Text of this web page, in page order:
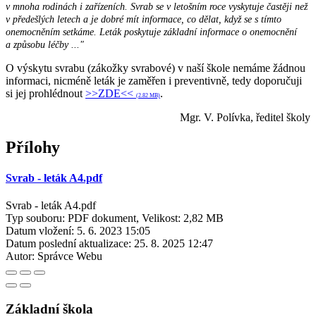
v mnoha rodinách i zařízeních. Svrab se v letošním roce vyskytuje častěji než
v předešlých letech a je dobré mít informace, co dělat, když se s tímto
onemocněním setkáme. Leták poskytuje základní informace o onemocnění
a způsobu léčby ..."
O výskytu svrabu (zákožky svrabové) v naší škole nemáme žádnou
informaci, nicméně leták je zaměřen i preventivně, tedy doporučuji
si jej prohlédnout >>ZDE<< (2.82 MB).
Mgr. V. Polívka, ředitel školy
Přílohy
Svrab - leták A4.pdf
Svrab - leták A4.pdf
Typ souboru: PDF dokument, Velikost: 2,82 MB
Datum vložení: 5. 6. 2023 15:05
Datum poslední aktualizace: 25. 8. 2025 12:47
Autor: Správce Webu
Základní škola